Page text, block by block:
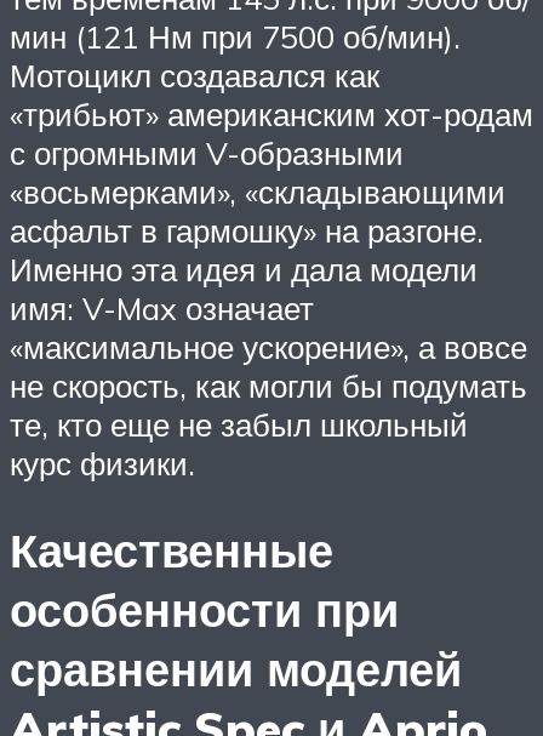
мин (121 Нм при 7500 об/мин).
Мотоцикл создавался как
«трибьют» американским хот-родам
с огромными V-образными
«восьмерками», «складывающими
асфальт в гармошку» на разгоне.
Именно эта идея и дала модели
имя: V-Max означает
«максимальное ускорение», а вовсе
не скорость, как могли бы подумать
те, кто еще не забыл школьный
курс физики.
Качественные
особенности при
сравнении моделей